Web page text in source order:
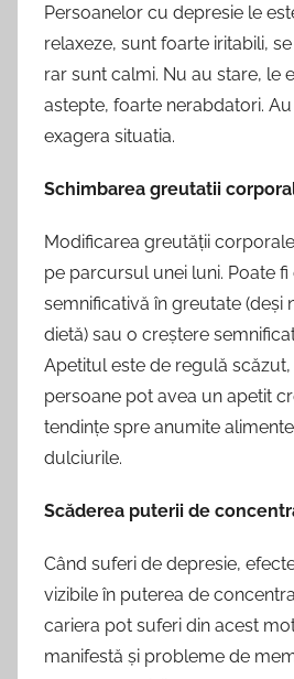
Persoanelor cu depresie le
relaxeze, sunt foarte iritabili,
rar sunt calmi. Nu au stare, le
astepte, foarte nerabdatori.
exagera situatia.
Schimbarea greutatii
Modificarea greutății
pe parcursul unei luni. Poate
semnificativă în greutate (deși
dietă) sau o creștere
Apetitul este de regulă
persoane pot avea un apetit
tendințe spre anumite
dulciurile.
Scăderea puterii de
Când suferi de depresie,
vizibile în puterea de
cariera pot suferi din acest
manifestă și probleme de